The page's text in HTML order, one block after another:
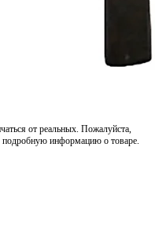
от реальных. Пожалуйста,
подробную информацию о товаре.